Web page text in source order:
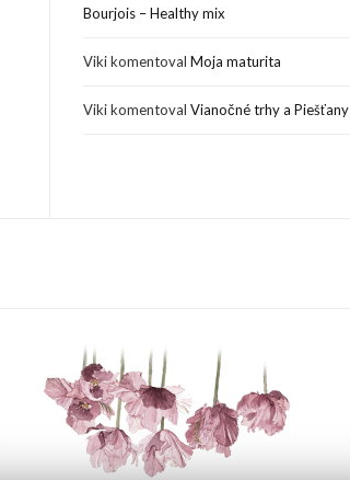
Bourjois – Healthy mix
VikikomentovalMoja maturita
VikikomentovalVianočné trhy a Piešťany